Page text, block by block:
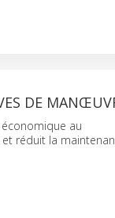
DE
au
réduit la